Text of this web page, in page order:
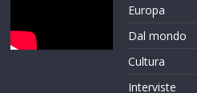
Europa
Dal mondo
Cultura
Interviste